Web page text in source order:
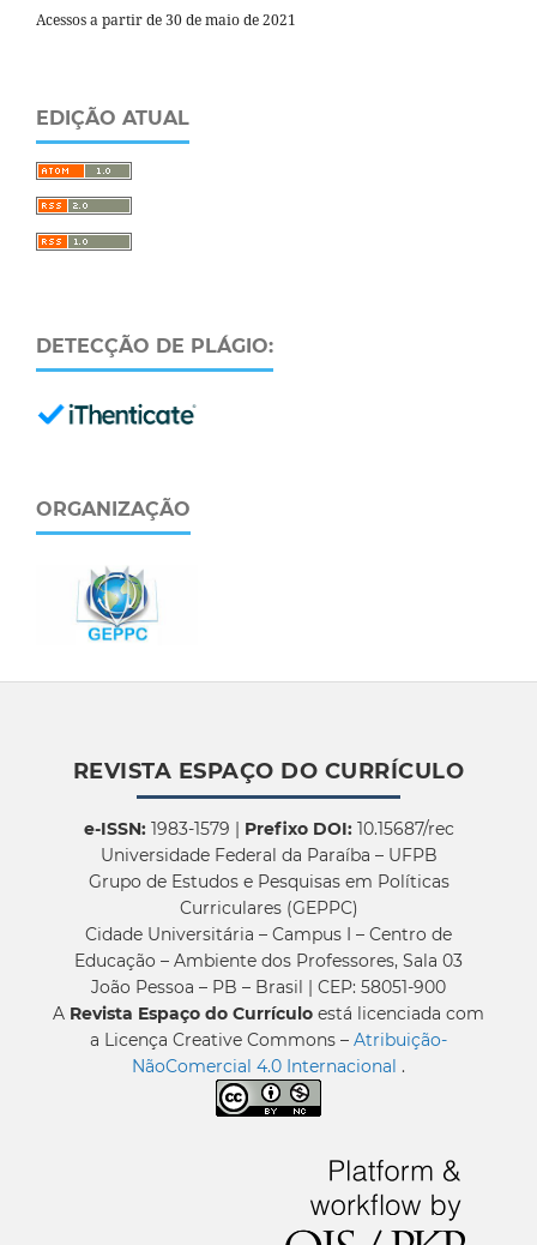
Acessos a partir de 30 de maio de 2021
EDIÇÃO ATUAL
DETECÇÃO DE PLÁGIO:
ORGANIZAÇÃO
REVISTA ESPAÇO DO CURRÍCULO
e-ISSN:1983-1579 | Prefixo DOI:10.15687/rec
Universidade Federal da Paraíba – UFPB
Grupo de Estudos e Pesquisas em Políticas
Curriculares (GEPPC)
Cidade Universitária – Campus I – Centro de
Educação – Ambiente dos Professores, Sala 03
João Pessoa – PB – Brasil | CEP: 58051-900
A Revista Espaço do Currículo está licenciada com
a Licença Creative Commons – Atribuição-
NãoComercial 4.0 Internacional .